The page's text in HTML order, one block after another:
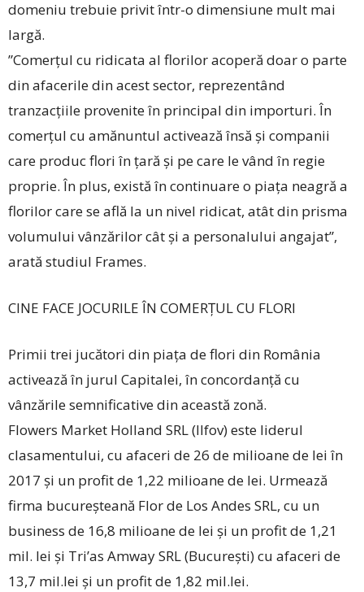
domeniu trebuie privit într-o dimensiune mult mai
largă.
”Comerțul cu ridicata al florilor acoperă doar o parte
din afacerile din acest sector, reprezentând
tranzacțiile provenite în principal din importuri. În
comerțul cu amănuntul activează însă și companii
care produc flori în țară și pe care le vând în regie
proprie. În plus, există în continuare o piața neagră a
florilor care se află la un nivel ridicat, atât din prisma
volumului vânzărilor cât și a personalului angajat”,
arată studiul Frames.
CINE FACE JOCURILE ÎN COMERȚUL CU FLORI
Primii trei jucători din piața de flori din România
activează în jurul Capitalei, în concordanță cu
vânzările semnificative din această zonă.
Flowers Market Holland SRL (Ilfov) este liderul
clasamentului, cu afaceri de 26 de milioane de lei în
2017 și un profit de 1,22 milioane de lei. Urmează
firma bucureșteană Flor de Los Andes SRL, cu un
business de 16,8 milioane de lei și un profit de 1,21
mil. lei și Tri’as Amway SRL (București) cu afaceri de
13,7 mil.lei și un profit de 1,82 mil.lei.